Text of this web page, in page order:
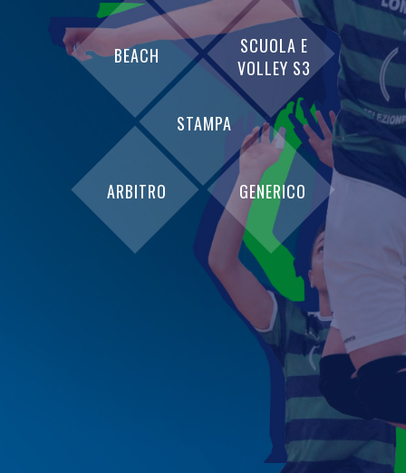
GENERICO
BEACH
STAMPA
ARBITRO
SCUOLA E
VOLLEY S3